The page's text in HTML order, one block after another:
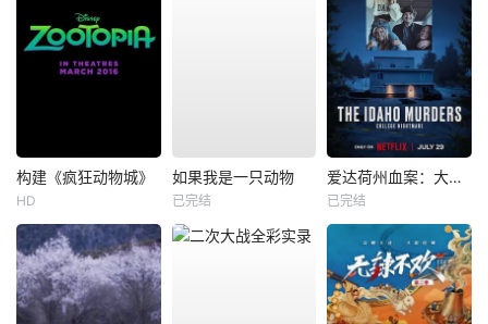
构建《疯狂动物城》
HD
如果我是一只动物
已完结
爱达荷州血案：大学梦魇
已完结